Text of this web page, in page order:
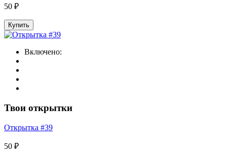
50 ₽
Купить
Включено:
Твои открытки
Открытка #39
50 ₽